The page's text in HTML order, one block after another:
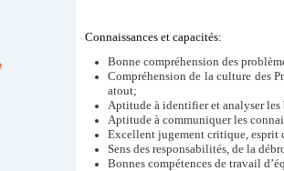
Connaissances et capacités:
Bonne compréhension des
Compréhension de la culture des
atout;
Aptitude à identifier et analyser
Aptitude à communiquer les
Excellent jugement critique, esprit
Sens des responsabilités, de la
Bonnes compétences de travail